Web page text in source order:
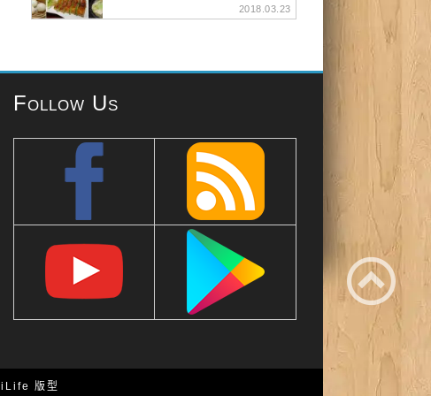
2018.03.23
Follow Us
iLife 版型